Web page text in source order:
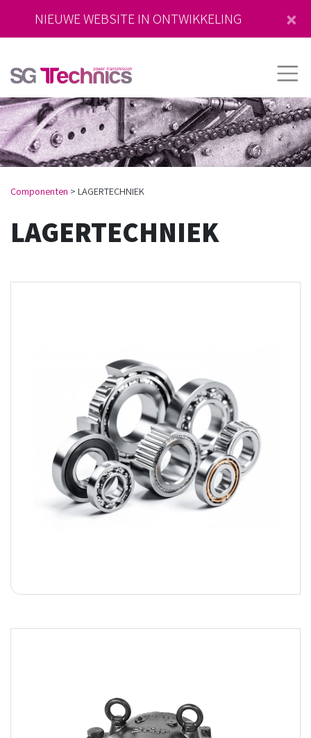
×
NIEUWE WEBSITE IN ONTWIKKELING
Componenten > LAGERTECHNIEK
LAGERTECHNIEK